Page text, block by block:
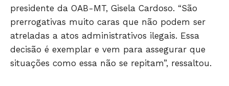
POLÍCIA
ESPORTES
ECONOMIA
OPINIÃO
GERAL
presidente da OAB-MT, Gisela Cardoso. “São
prerrogativas muito caras que não podem ser
atreladas a atos administrativos ilegais. Essa
decisão é exemplar e vem para assegurar que
situações como essa não se repitam”, ressaltou.